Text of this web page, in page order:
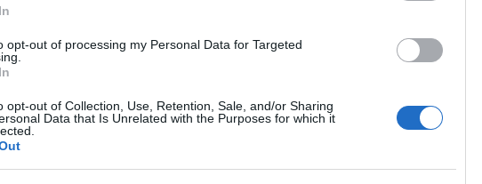
opt-out of processing my Personal Data for Targeted
opt-out of Collection, Use, Retention, Sale, and/or Sharing
Data that Is Unrelated with the Purposes for which it
8/08/2026 - 8:12μμ